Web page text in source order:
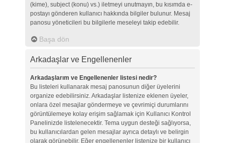
(kime), subject (konu) vs.) iletmeyi unutmayın, bu kısımda e-
postayı gönderen kullanıcı hakkında bilgiler bulunur. Mesaj
panosu yöneticileri bu bilgilerle meseleyi takip edebilir.
Başa dön
Arkadaşlar ve Engellenenler
Arkadaşlarım ve Engellenenler listesi nedir?
Bu listeleri kullanarak mesaj panosunun diğer üyelerini
organize edebilirsiniz. Arkadaşlar listenize eklenen üyeler,
onlara özel mesajlar göndermeye ve çevrimiçi durumlarını
görüntülemeye kolay erişim sağlamak için Kullanıcı Kontrol
Panelinizde listelenecektir. Tema uygun desteği sağlıyorsa,
bu kullanıcılardan gelen mesajlar ayrıca detaylı ve belirgin
olarak görünebilir. Eğer engellenenler listenize bir kullanıcı